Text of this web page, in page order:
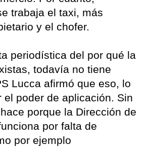
trabaja el taxi, más
y el chofer.
periodística del por qué la
todavía no tiene
Lucca afirmó que eso, lo
el poder de aplicación. Sin
porque la Dirección de
por falta de
por ejemplo